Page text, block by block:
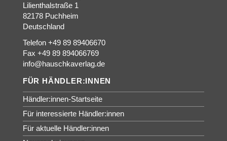
Lilienthalstraße 1
82178 Puchheim
Deutschland
Telefon +49 89 89406670
Fax +49 89 894066769
info@hauschkaverlag.de
FÜR HÄNDLER:INNEN
Händler:innen-Startseite
Für interessierte Händler:innen
Für aktuelle Händler:innen